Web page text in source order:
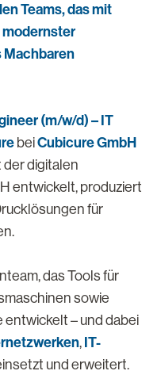
Teams, das mit
Machbaren
(m/w/d) – IT
beiCubicure GmbH
digitalen
entwickelt, produziert
für
das Tools für
sowie
– und dabei
, IT-
und erweitert.